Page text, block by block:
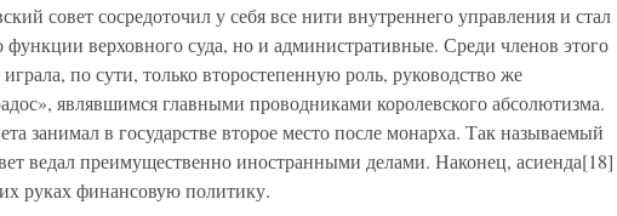
совет сосредоточил у себя все нити внутреннего управления и стал
функции верховного суда, но и административные. Среди членов этого
играла, по сути, только второстепенную роль, руководство же
являвшимся главными проводниками королевского абсолютизма.
занимал в государстве второе место после монарха. Так называемый
ведал преимущественно иностранными делами. Наконец, асиенда[18]
руках финансовую политику.